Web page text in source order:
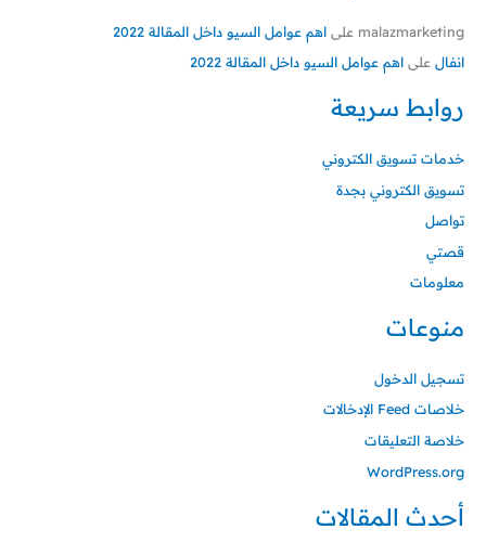
malazmarketing على اهم عوامل السيو داخل المقالة 2022
انفال على اهم عوامل السيو داخل المقالة 2022
روابط سريعة
خدمات تسويق الكتروني
تسويق الكتروني بجدة
تواصل
قصتي
معلومات
منوعات
تسجيل الدخول
خلاصات Feed الإدخالات
خلاصة التعليقات
WordPress.org
أحدث المقالات